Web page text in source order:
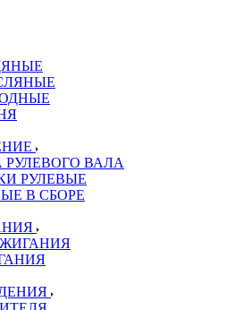
ВАЛА
РУЛЕВЫЕ
В СБОРЕ